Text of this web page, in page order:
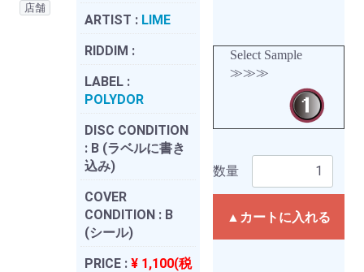
店舗
ARTIST : LIME
RIDDIM :
LABEL :
POLYDOR
DISC CONDITION
: B (ラベルに書き
込み)
COVER
CONDITION : B
(シール)
PRICE : ¥ 1,100(税
Select Sample
≫≫≫
数量
▲カートに入れる